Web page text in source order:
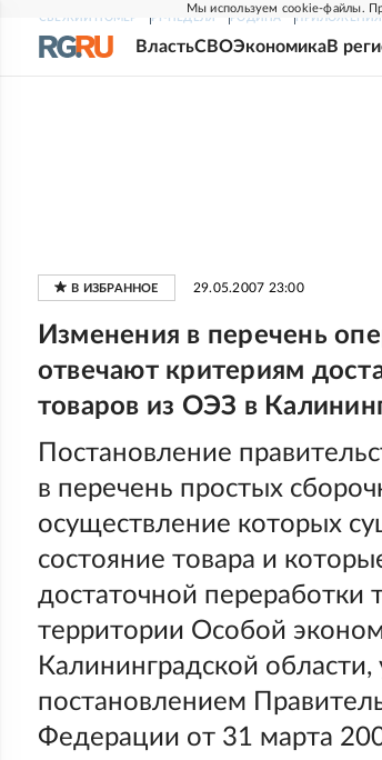
Мы используем cookie-файлы.
СВЕЖИЙ НОМЕР РГ-НЕДЕЛЯ РОДИНА ПРИЛОЖЕНИЯ
ВластьСВОЭкономикаВ
29.05.2007 23:00
Изменения в перечень
отвечают критериям
товаров из ОЭЗ в
Постановление
в перечень простых
осуществление которых
состояние товара и
достаточной переработки
территории Особой
Калининградской
постановлением
Федерации от 31 марта